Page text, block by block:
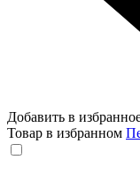
Добавить в
Товар в избранном